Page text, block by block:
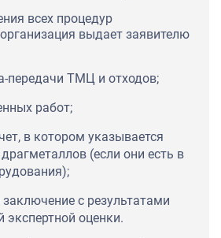
всех процедур
выдает заявителю
передачи ТМЦ и отходов;
работ;
в котором указывается
(если они есть в
заключение с результатами
экспертной оценки.